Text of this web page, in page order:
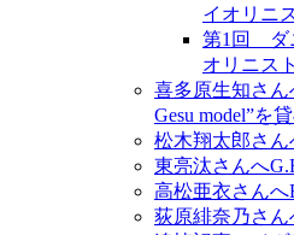
イオリニ
第1回 ダ
オリニス
喜多原生知さん
Gesu model”を
松木翔太郎さ
東亮汰さんへ
高松亜衣さん
荻原緋奈乃さ